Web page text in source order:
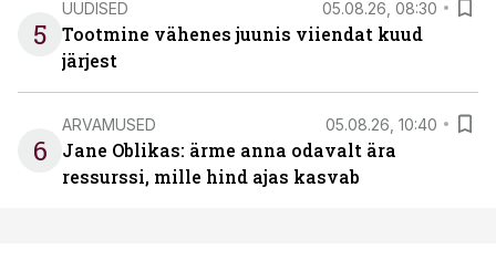
5
UUDISED 05.08.26, 08:30
Tootmine vähenes juunis viiendat kuud
järjest
6
ARVAMUSED 05.08.26, 10:40
Jane Oblikas: ärme anna odavalt ära
ressurssi, mille hind ajas kasvab